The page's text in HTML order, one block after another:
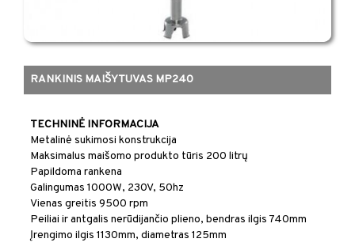
RANKINIS MAIŠYTUVAS MP240
​​TECHNINĖ INFORMACIJA
Metalinė sukimosi konstrukcija
Maksimalus maišomo produkto tūris 200 litrų
Papildoma rankena
Galingumas 1000W, 230V, 50hz
Vienas greitis 9500 rpm
Peiliai ir antgalis nerūdijančio plieno, bendras ilgis 740mm
Įrengimo ilgis 1130mm, diametras 125mm